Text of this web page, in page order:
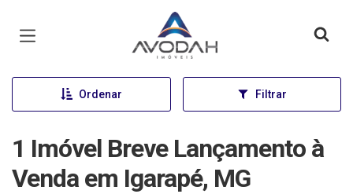
Página inicial
Ordenar Filtrar
1 Imóvel Breve Lançamento à
Venda em Igarapé, MG